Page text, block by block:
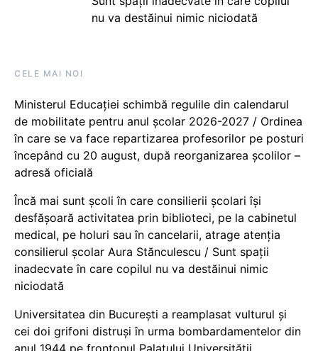
nu va destăinui nimic niciodată
CELE MAI NOI
Ministerul Educației schimbă regulile din calendarul
de mobilitate pentru anul școlar 2026-2027 / Ordinea
în care se va face repartizarea profesorilor pe posturi
începând cu 20 august, după reorganizarea școlilor –
adresă oficială
Încă mai sunt școli în care consilierii școlari își
desfășoară activitatea prin biblioteci, pe la cabinetul
medical, pe holuri sau în cancelarii, atrage atenția
consilierul școlar Aura Stănculescu / Sunt spații
inadecvate în care copilul nu va destăinui nimic
niciodată
Universitatea din București a reamplasat vulturul și
cei doi grifoni distruși în urma bombardamentelor din
anul 1944 pe frontonul Palatului Universității